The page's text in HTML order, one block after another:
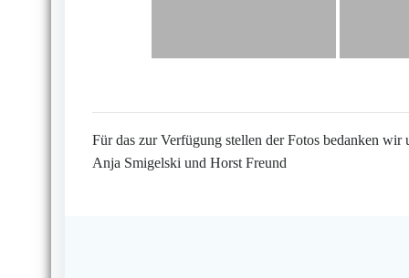
Für das zur Verfügung stellen der Fotos bedanken wir
Anja Smigelski und Horst Freund